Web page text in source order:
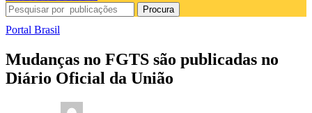
Procura
Portal Brasil
Mudanças no FGTS são publicadas no
Diário Oficial da União